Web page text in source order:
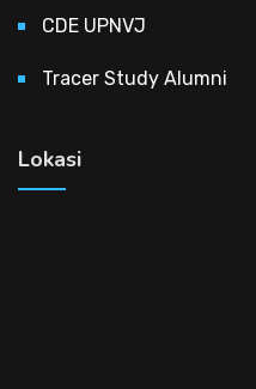
CDE UPNVJ
Tracer Study Alumni
Lokasi